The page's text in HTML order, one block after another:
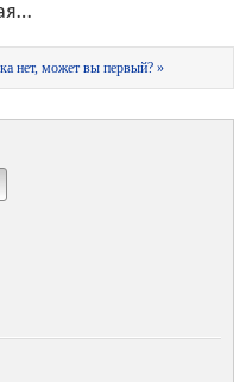
нет, может вы первый? »